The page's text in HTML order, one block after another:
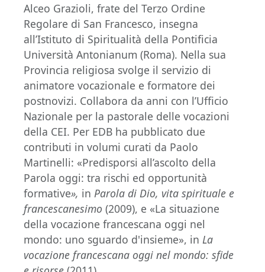
Alceo Grazioli, frate del Terzo Ordine
Regolare di San Francesco, insegna
all’Istituto di Spiritualità della Pontificia
Università Antonianum (Roma). Nella sua
Provincia religiosa svolge il servizio di
animatore vocazionale e formatore dei
postnovizi. Collabora da anni con l’Ufficio
Nazionale per la pastorale delle vocazioni
della CEI. Per EDB ha pubblicato due
contributi in volumi curati da Paolo
Martinelli: «Predisporsi all’ascolto della
Parola oggi: tra rischi ed opportunità
formative», in Parola di Dio, vita spirituale e
francescanesimo (2009), e «La situazione
della vocazione francescana oggi nel
mondo: uno sguardo d'insieme», in La
vocazione francescana oggi nel mondo: sfide